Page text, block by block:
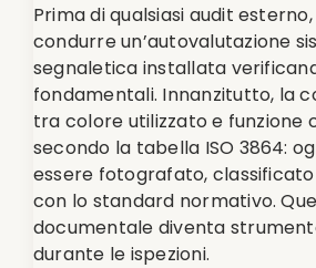
Prima di qualsiasi audit
condurre un’autovalutazione
segnaletica installata
fondamentali. Innanzitutto, la
tra colore utilizzato e funzione
secondo la tabella ISO 3864:
essere fotografato,
con lo standard normativo.
documentale diventa
durante le ispezioni.